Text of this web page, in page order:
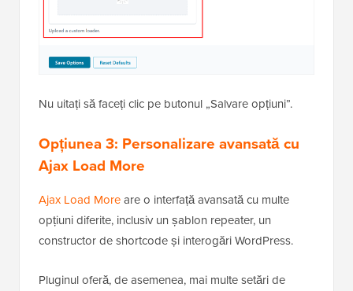
Nu uitați să faceți clic pe butonul „Salvare opțiuni”.
Opțiunea 3: Personalizare avansată cu
Ajax Load More
Ajax Load Moreare o interfață avansată cu multe
opțiuni diferite, inclusiv un șablon repeater, un
constructor de shortcode și interogări WordPress.
Pluginul oferă, de asemenea, mai multe setări de